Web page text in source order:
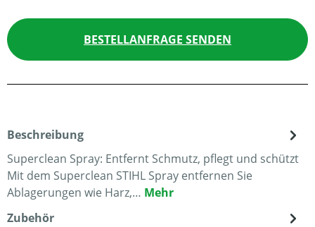
BESTELLANFRAGE SENDEN
Beschreibung
Superclean Spray: Entfernt Schmutz, pflegt und schützt
Mit dem Superclean STIHL Spray entfernen Sie
Ablagerungen wie Harz,… Mehr
Zubehör